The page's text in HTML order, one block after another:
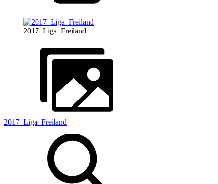
2017_Liga_Freiland
2017_Liga_Freiland